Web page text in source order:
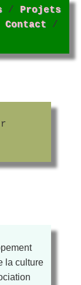
/ Projets
Contact /
la culture